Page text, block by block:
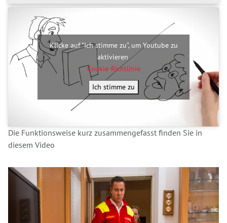
Klicke auf "Ich stimme zu", um Youtube zu
aktivieren
Cookie-Richtlinie
Ich stimme zu
Die Funktionsweise kurz zusammengefasst finden Sie in
diesem Video